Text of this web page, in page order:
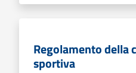
Regolamento della
sportiva